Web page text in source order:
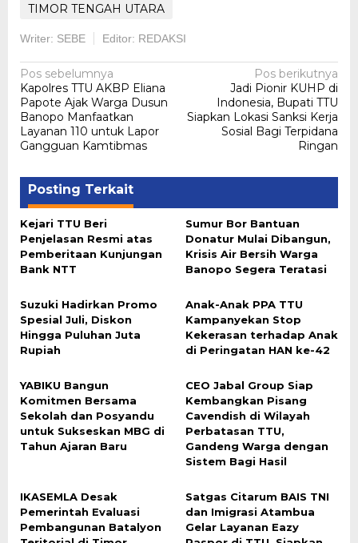
TIMOR TENGAH UTARA
Writer: SEBE Editor: REDAKSI
Navigasi
pos
Pos sebelumnya
Kapolres TTU AKBP Eliana
Papote Ajak Warga Dusun
Banopo Manfaatkan
Layanan 110 untuk Lapor
Gangguan Kamtibmas
Pos berikutnya
Jadi Pionir KUHP di
Indonesia, Bupati TTU
Siapkan Lokasi Sanksi Kerja
Sosial Bagi Terpidana
Ringan
Posting Terkait
Kejari TTU Beri
Penjelasan Resmi atas
Pemberitaan Kunjungan
Bank NTT
Sumur Bor Bantuan
Donatur Mulai Dibangun,
Krisis Air Bersih Warga
Banopo Segera Teratasi
Suzuki Hadirkan Promo
Spesial Juli, Diskon
Hingga Puluhan Juta
Rupiah
Anak-Anak PPA TTU
Kampanyekan Stop
Kekerasan terhadap Anak
di Peringatan HAN ke-42
YABIKU Bangun
Komitmen Bersama
Sekolah dan Posyandu
untuk Sukseskan MBG di
Tahun Ajaran Baru
CEO Jabal Group Siap
Kembangkan Pisang
Cavendish di Wilayah
Perbatasan TTU,
Gandeng Warga dengan
Sistem Bagi Hasil
IKASEMLA Desak
Pemerintah Evaluasi
Pembangunan Batalyon
Satgas Citarum BAIS TNI
dan Imigrasi Atambua
Gelar Layanan Eazy